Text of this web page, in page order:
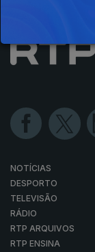
NOTÍCIAS
DESPORTO
TELEVISÃO
RÁDIO
RTP ARQUIVOS
RTP ENSINA